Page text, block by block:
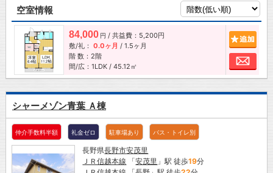
空室情報
84,000 円 / 共益費：5,200円
敷/礼： 0.0ヶ月 / 1.5ヶ月
階 数：2階
間/広：1LDK / 45.12㎡
お
シャーメゾン青葉 Ａ棟
仲介手数料半額 礼金ゼロ 駐車場あり バス・トイレ別
長野県長野市安茂里
ＪＲ信越本線 「安茂里 」駅 徒歩19分